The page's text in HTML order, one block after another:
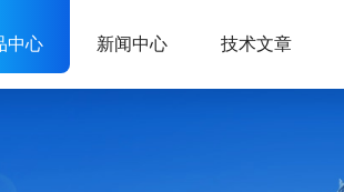
中心 新闻中心 技术文章